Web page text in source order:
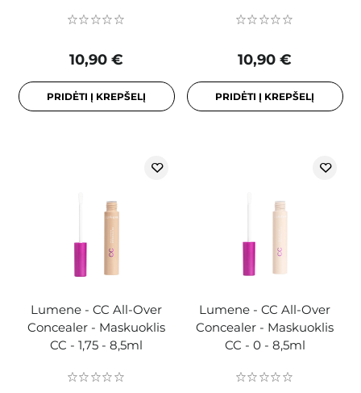
10,90 €
PRIDĖTI Į KREPŠELĮ
10,90 €
PRIDĖTI Į KREPŠELĮ
Lumene - CC All-Over
Concealer - Maskuoklis
CC - 1,75 - 8,5ml
Lumene - CC All-Over
Concealer - Maskuoklis
CC - 0 - 8,5ml